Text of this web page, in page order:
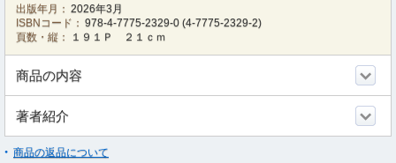
出版年月： 2026年3月
ISBNコード： 978-4-7775-2329-0 (4-7775-2329-2)
頁数・縦：
１９１Ｐ ２１ｃｍ
商品の内容
著者紹介
商品の返品について